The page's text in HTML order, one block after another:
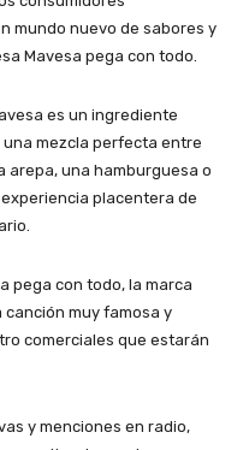
mundo nuevo de sabores y
Mavesa pega con todo.
es un ingrediente
una mezcla perfecta entre
arepa, una hamburguesa o
placentera de
pega con todo, la marca
canción muy famosa y
comerciales que estarán
y menciones en radio,